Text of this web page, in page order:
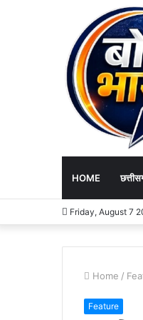
HOME
Friday, August 7
Home /
Feature